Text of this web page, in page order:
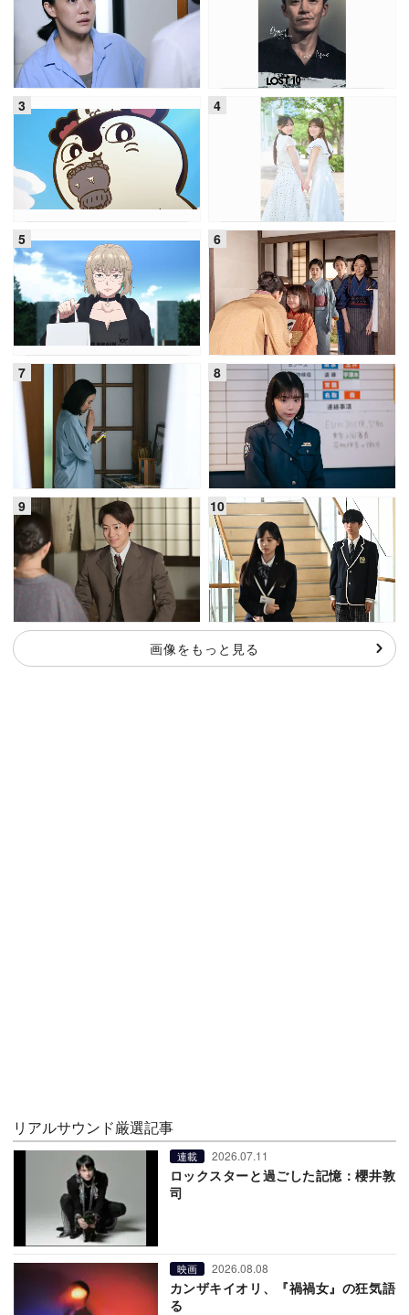
画像をもっと見る
リアルサウンド厳選記事
連載 2026.07.11
ロックスターと過ごした記憶：櫻井敦
司
映画 2026.08.08
カンザキイオリ、『禍禍女』の狂気語
る